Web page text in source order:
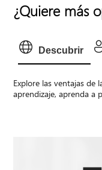
¿Quiere más
Descubrir
Explore las ventajas de
aprendizaje, aprenda a